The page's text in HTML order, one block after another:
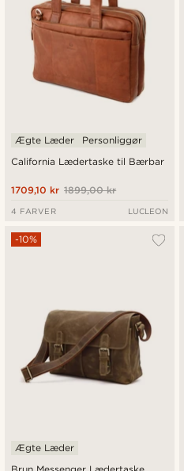
California Lædertaske til Bærbar
Ægte Læder Personliggør
1899,00 kr
1709,10 kr
4 FARVER LUCLEON
-10%
Ægte Læder